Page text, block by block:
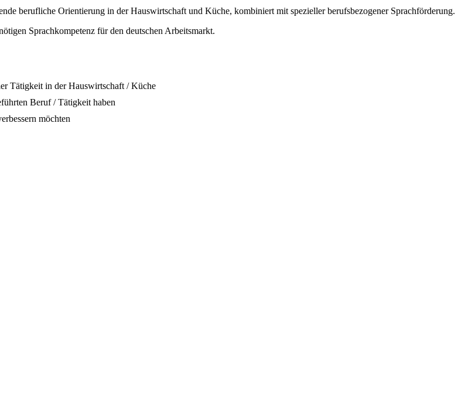
berufliche Orientierung in der Hauswirtschaft und Küche, kombiniert mit spezieller berufsbezogener Sprachförderung.
Sprachkompetenz für den deutschen Arbeitsmarkt.
Tätigkeit in der Hauswirtschaft / Küche
Beruf / Tätigkeit haben
möchten